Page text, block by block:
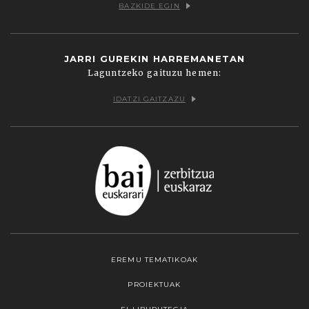
BAZKIDE EGIN
JARRI GUREKIN HARREMANETAN
Laguntzeko gaituzu hemen:
IDATZI GAITZAZU
EREMU TEMATIKOAK
PROIEKTUAK